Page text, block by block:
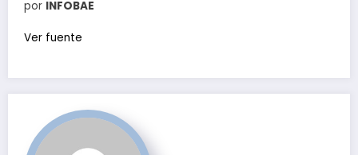
por INFOBAE
Ver fuente